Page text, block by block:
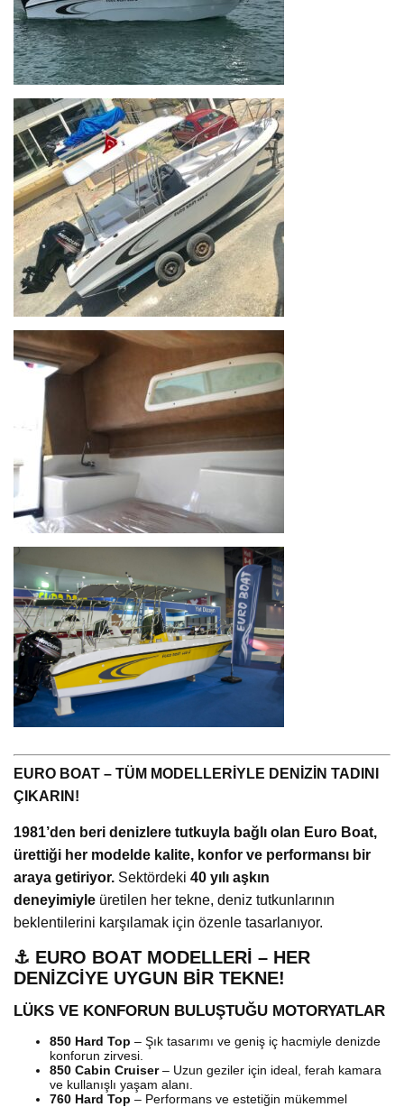
EURO BOAT – TÜM MODELLERİYLE DENİZİN TADINI
ÇIKARIN!
1981’den beri denizlere tutkuyla bağlı olan Euro Boat,
ürettiği her modelde kalite, konfor ve performansı bir
araya getiriyor. Sektördeki 40 yılı aşkın
deneyimiyle üretilen her tekne, deniz tutkunlarının
beklentilerini karşılamak için özenle tasarlanıyor.
⚓ EURO BOAT MODELLERİ – HER
DENİZCİYE UYGUN BİR TEKNE!
LÜKS VE KONFORUN BULUŞTUĞU MOTORYATLAR
850 Hard Top – Şık tasarımı ve geniş iç hacmiyle denizde
konforun zirvesi.
850 Cabin Cruiser– Uzun geziler için ideal, ferah kamara
ve kullanışlı yaşam alanı.
760 Hard Top – Performans ve estetiğin mükemmel